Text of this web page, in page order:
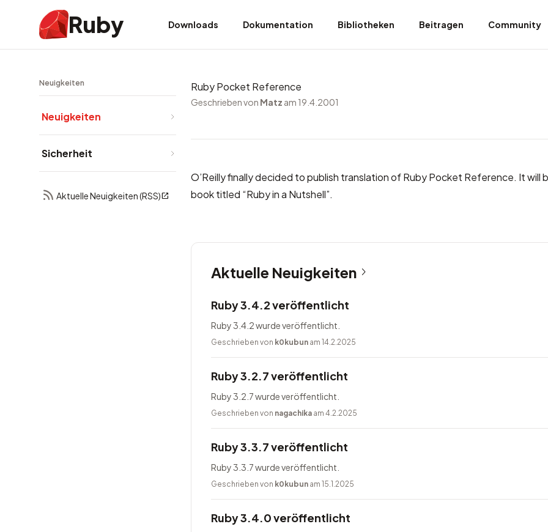
Ruby Downloads Dokumentation Bibliotheken Beitragen Community
Neuigkeiten
Neuigkeiten
Sicherheit
Aktuelle Neuigkeiten (RSS)
Ruby Pocket Reference
Geschrieben von Matz am 19.4.2001
O’Reilly finally decided to publish translation of Ruby Pocket Reference. It will
book titled “Ruby in a Nutshell”.
Aktuelle Neuigkeiten
Ruby 3.4.2 veröffentlicht
Ruby 3.4.2 wurde veröffentlicht.
Geschrieben von k0kubun am 14.2.2025
Ruby 3.2.7 veröffentlicht
Ruby 3.2.7 wurde veröffentlicht.
Geschrieben von nagachika am 4.2.2025
Ruby 3.3.7 veröffentlicht
Ruby 3.3.7 wurde veröffentlicht.
Geschrieben von k0kubun am 15.1.2025
Ruby 3.4.0 veröffentlicht